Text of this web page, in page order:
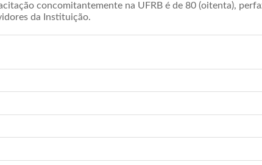
concomitantemente na UFRB é de 80 (oitenta),
da Instituição.